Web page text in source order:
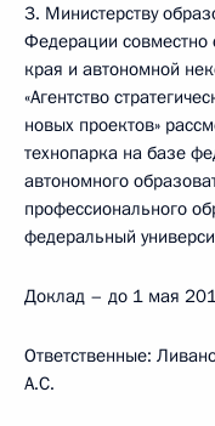
3. Министерству
Федерации совместно
края и автономной
«Агентство
новых проектов»
технопарка на базе
автономного
профессионального
федеральный
Доклад – до 1 мая
Ответственные:
А.С.